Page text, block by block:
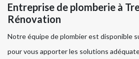
Entreprise de plomberie à
Rénovation
Notre équipe de plombier est disponible
pour vous apporter les solutions